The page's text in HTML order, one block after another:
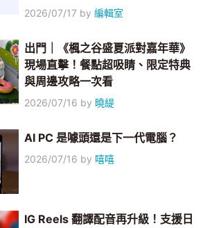
2026/07/17 by編輯室
出門｜《楓之谷盛夏派對嘉年華》
現場直擊！餐點超吸睛、限定特典
與周邊攻略一次看
2026/07/16 by 曉緹
AI PC 是噱頭還是下一代電腦？
2026/07/16 by 嘻嘻
IG Reels 翻譯配音再升級！支援日